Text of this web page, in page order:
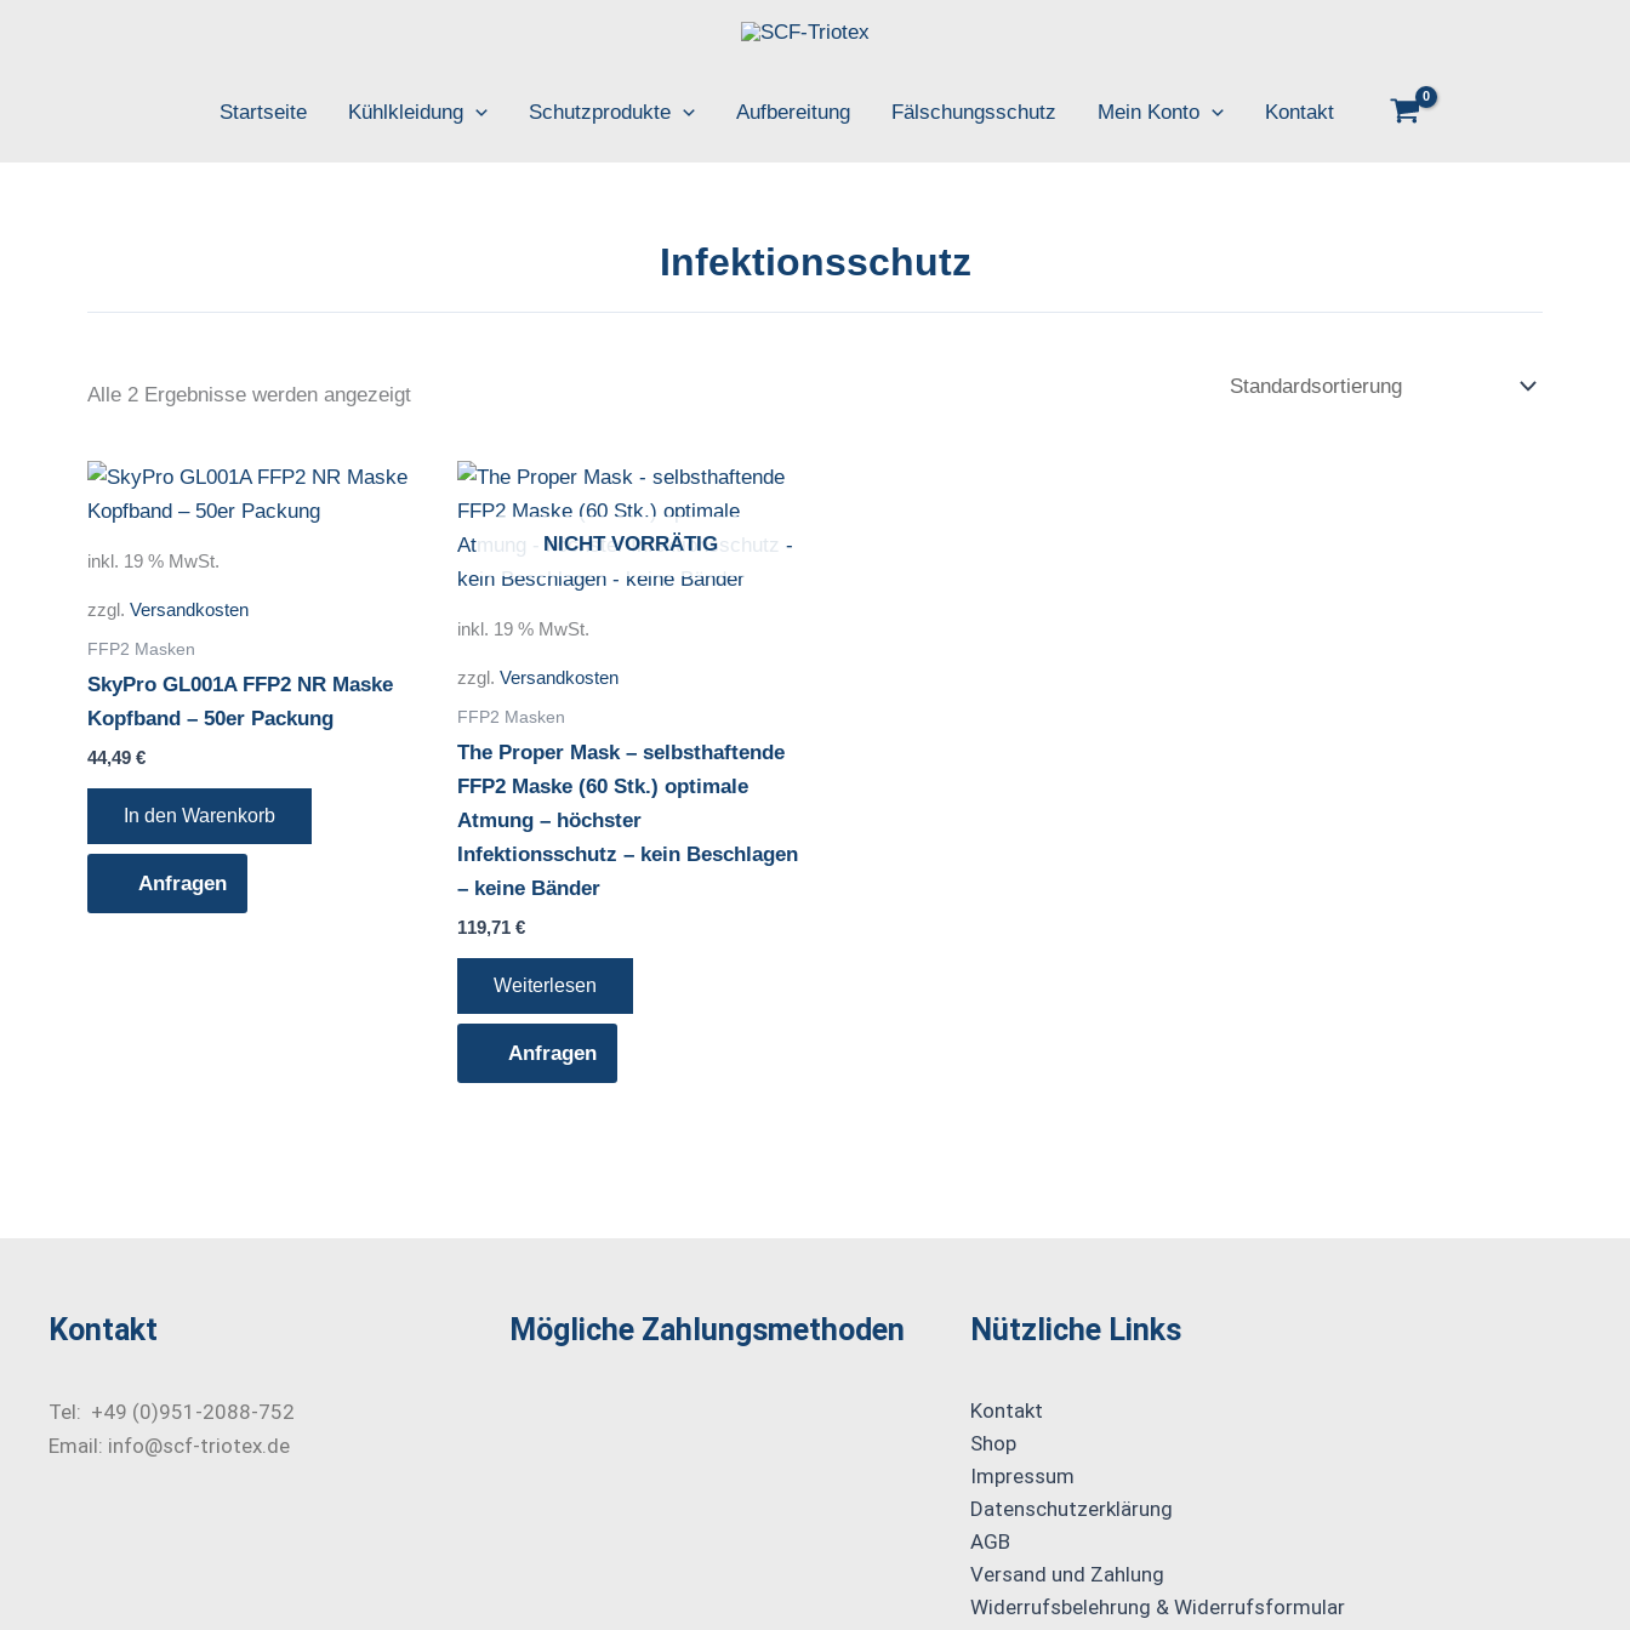
Startseite
Kühlkleidung Schutzprodukte Aufbereitung Fälschungsschutz Mein Konto Kontakt
Infektionsschutz
Alle 2 Ergebnisse werden angezeigt
inkl. 19 % MwSt.
zzgl. Versandkosten
FFP2 Masken
SkyPro GL001A FFP2 NR Maske
Kopfband – 50er Packung
44,49 €
In den Warenkorb
Anfragen
NICHT VORRÄTIG
inkl. 19 % MwSt.
zzgl. Versandkosten
FFP2 Masken
The Proper Mask – selbsthaftende
FFP2 Maske (60 Stk.) optimale
Atmung – höchster
Infektionsschutz – kein Beschlagen
– keine Bänder
119,71 €
Weiterlesen
Anfragen
Kontakt
Tel: +49 (0)951-2088-752
Email: info@scf-triotex.de
Mögliche Zahlungs­methoden Nützliche Links
Kontakt
Shop
Impressum
Datenschutzerklärung
AGB
Versand und Zahlung
Widerrufsbelehrung & Widerrufsformular